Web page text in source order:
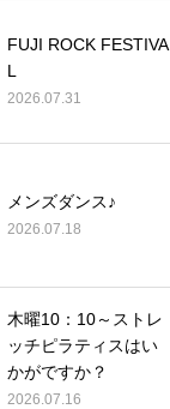
FUJI ROCK FESTIVA
L
2026.07.31
メンズダンス♪
2026.07.18
木曜10：10～ストレ
ッチピラティスはい
かがですか？
2026.07.16